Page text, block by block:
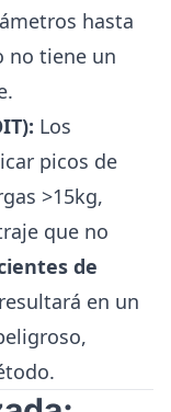
hasta
no tiene un
Los
picos de
>15kg,
que no
de
en un